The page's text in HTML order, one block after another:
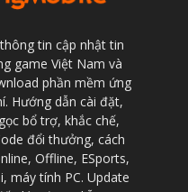
tin cập nhật tin
game Việt Nam và
phần mềm ứng
Hướng dẫn cài đặt,
bổ trợ, khắc chế,
đổi thưởng, cách
Offline, ESports,
máy tính PC. Update